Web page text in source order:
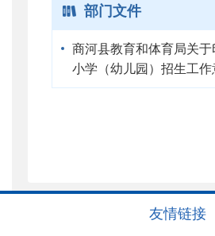
部门文件
商河县教育和体育局关于
小学（幼儿园）招生工作
友情链接